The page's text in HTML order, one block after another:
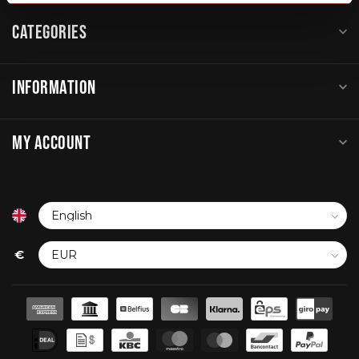
CATEGORIES
INFORMATION
MY ACCOUNT
€